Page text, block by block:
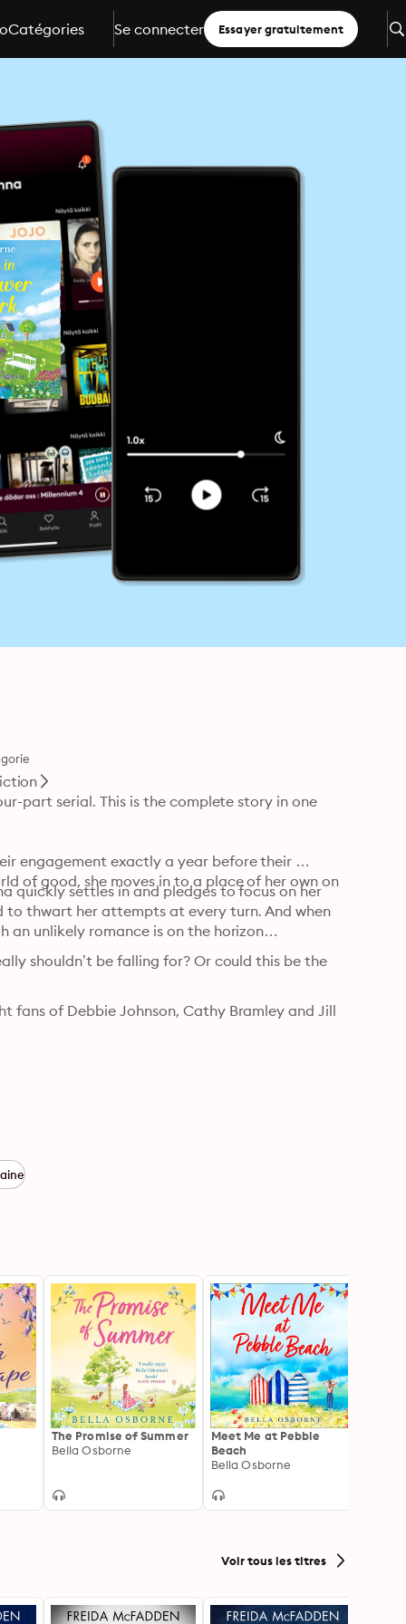
Catégories Se connecter Essayer gratuitement
part serial. This is the complete story in one
engagement exactly a year before their
of good, she moves in to a place of her own on
quickly settles in and pledges to focus on her
to thwart her attempts at every turn. And when
an unlikely romance is on the horizon…
shouldn’t be falling for? Or could this be the
fans of Debbie Johnson, Cathy Bramley and Jill
The Promise of Summer
Bella Osborne
Meet Me at Pebble
Beach
Bella Osborne
Voir tous les titres